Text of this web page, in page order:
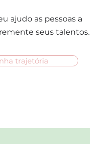
ajudo as pessoas a
seus talentos.
trajetória